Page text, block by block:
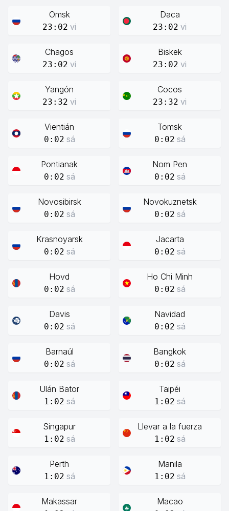
Omsk
23:02 vi
Daca
23:02 vi
Chagos
23:02 vi
Biskek
23:02 vi
Yangón
23:32 vi
Cocos
23:32 vi
Vientián
0:02 sá
Tomsk
0:02 sá
Pontianak
0:02 sá
Nom Pen
0:02 sá
Novosibirsk
0:02 sá
Novokuznetsk
0:02 sá
Krasnoyarsk
0:02 sá
Jacarta
0:02 sá
Hovd
0:02 sá
Ho Chi Minh
0:02 sá
Davis
0:02 sá
Navidad
0:02 sá
Barnaúl
0:02 sá
Bangkok
0:02 sá
Ulán Bator
1:02 sá
Taipéi
1:02 sá
Singapur
1:02 sá
Llevar a la fuerza
1:02 sá
Perth
1:02 sá
Manila
1:02 sá
Makassar Macao